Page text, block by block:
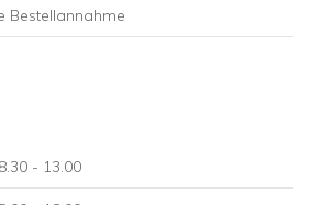
Bestellannahme
- 13.00